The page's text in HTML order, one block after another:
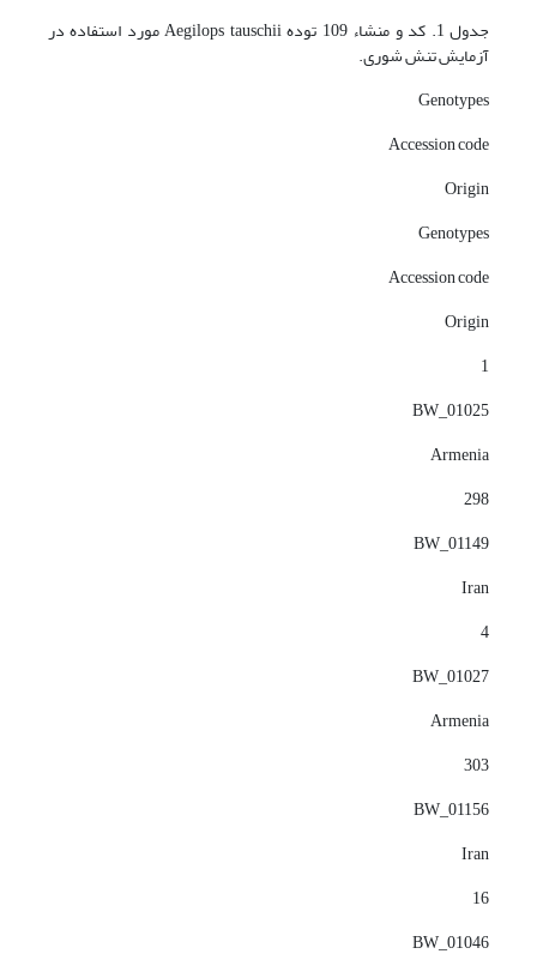
جدول 1. کد و منشاء 109 توده Aegilops tauschii مورد استفاده در
آزمایش تنش شوری.
Genotypes
Accession code
Origin
Genotypes
Accession code
Origin
1
BW_01025
Armenia
298
BW_01149
Iran
4
BW_01027
Armenia
303
BW_01156
Iran
16
BW_01046